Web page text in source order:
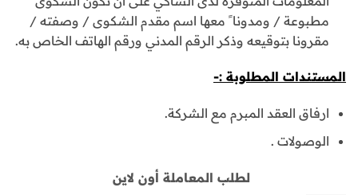
مطبوعة / ومدونا ً معها اسم مقدم الشكوى / وصفته /
مقرونا بتوقيعه وذكر الرقم المدني ورقم الهاتف الخاص به.
المستندات المطلوبة :-
ارفاق العقد المبرم مع الشركة.
الوصولات .
لطلب المعاملة أون لاين